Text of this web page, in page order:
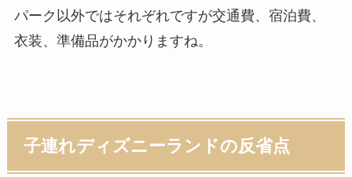
パーク以外ではそれぞれですが交通費、宿泊費、
衣装、準備品がかかりますね。
子連れディズニーランドの反省点